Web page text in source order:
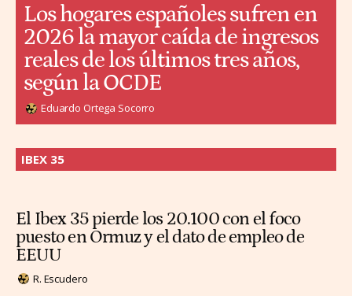
Los hogares españoles sufren en
2026 la mayor caída de ingresos
reales de los últimos tres años,
según la OCDE
Eduardo Ortega Socorro
IBEX 35
El Ibex 35 pierde los 20.100 con el foco
puesto en Ormuz y el dato de empleo de
EEUU
R. Escudero